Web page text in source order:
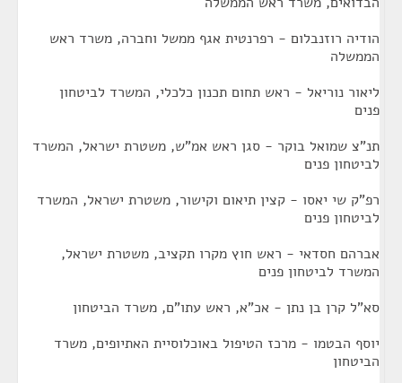
הודיה רוזנבלום - רפרנטית אגף ממשל וחברה, משרד ראש
הממשלה
ליאור נוריאל - ראש תחום תכנון כלכלי, המשרד לביטחון
פנים
תנ"צ שמואל בוקר - סגן ראש אמ"ש, משטרת ישראל, המשרד
לביטחון פנים
רפ"ק שי יאסו - קצין תיאום וקישור, משטרת ישראל, המשרד
לביטחון פנים
אברהם חסדאי - ראש חוץ מקרו תקציב, משטרת ישראל,
המשרד לביטחון פנים
סא"ל קרן בן נתן - אכ"א, ראש עתו"ם, משרד הביטחון
יוסף הבטמו - מרכז הטיפול באוכלוסיית האתיופים, משרד
הביטחון